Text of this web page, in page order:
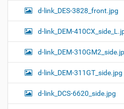
d-link_DES-3828_front.jpg
d-link_DEM-
d-link_DEM-
d-link_DEM-311GT_side.jpg
d-link_DCS-6620_side.jpg